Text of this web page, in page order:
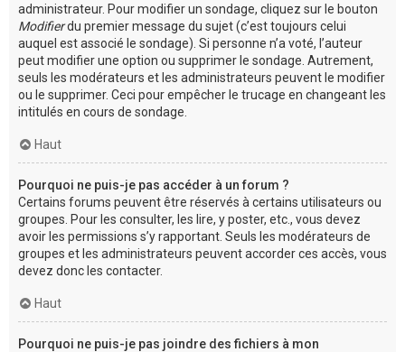
administrateur. Pour modifier un sondage, cliquez sur le bouton
Modifierdu premier message du sujet (c’est toujours celui
auquel est associé le sondage). Si personne n’a voté, l’auteur
peut modifier une option ou supprimer le sondage. Autrement,
seuls les modérateurs et les administrateurs peuvent le modifier
ou le supprimer. Ceci pour empêcher le trucage en changeant les
intitulés en cours de sondage.
Haut
Pourquoi ne puis-je pas accéder à un forum ?
Certains forums peuvent être réservés à certains utilisateurs ou
groupes. Pour les consulter, les lire, y poster, etc., vous devez
avoir les permissions s’y rapportant. Seuls les modérateurs de
groupes et les administrateurs peuvent accorder ces accès, vous
devez donc les contacter.
Haut
Pourquoi ne puis-je pas joindre des fichiers à mon